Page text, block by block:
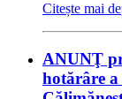
Citește mai
ANUNŢ
hotărâre